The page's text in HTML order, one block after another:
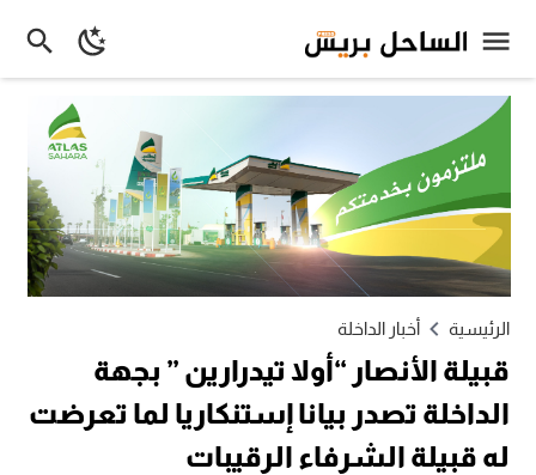
الرئيسية أخبار الداخلة
قبيلة الأنصار “أولا تيدرارين ” بجهة
الداخلة تصدر بيانا إستنكاريا لما تعرضت
له قبيلة الشرفاء الرقيبات